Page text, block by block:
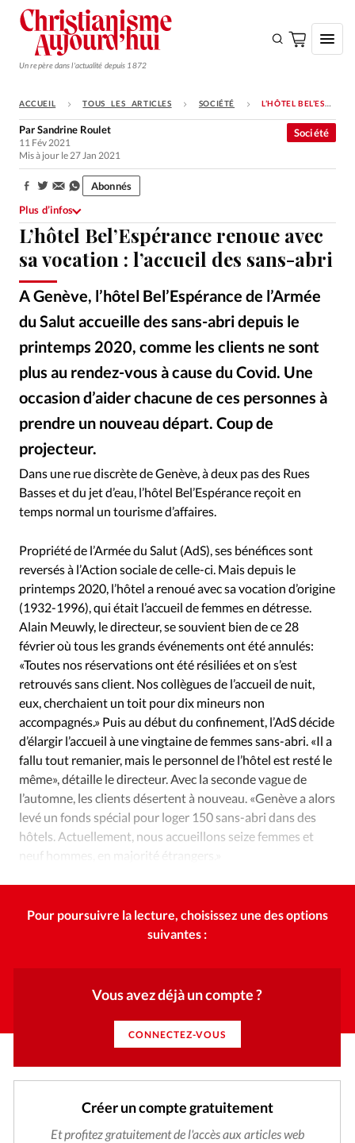
Un repère dans l'actualité depuis 1872
S'ABONNER
Monde
Opinions
Tous les articles
Faire un don
Emploi
Se connecter
Édition: Internationale
RUBRIQUES
Tous les articles
Actualité chrétienne
Actualité internationale
Dossier
Eglises Foi Génération réveil
Monde
Publireportage
Relations Aujourd'hui
Vécu
Vie Intérieure
ACCUEIL TOUS LES ARTICLES SOCIÉTÉ L’HÔTEL BEL’ESPÉRANCE RENOUE AVEC SA VOCATION : L’ACCUEIL DES SANS-ABRI
L’hôtel Bel’Espérance renoue avec
sa vocation : l’accueil des sans-abri
A Genève, l’hôtel Bel’Espérance de l’Armée
du Salut accueille des sans-abri depuis le
printemps 2020, comme les clients ne sont
plus au rendez-vous à cause du Covid. Une
occasion d’aider chacune de ces personnes à
prendre un nouveau départ. Coup de
projecteur.
Société
ParSandrine Roulet
11 Fév 2021
Mis à jour le 27 Jan 2021
Partager:
Abonnés
Plus d’infos
Dans une rue discrète de Genève, à deux pas des Rues
Basses et du jet d’eau, l’hôtel Bel’Espérance reçoit en
temps normal un tourisme d’affaires.
Propriété de l’Armée du Salut (AdS), ses bénéfices sont
reversés à l’Action sociale de celle-ci. Mais depuis le
printemps 2020, l’hôtel a renoué avec sa vocation d’origine
(1932-1996), qui était l’accueil de femmes en détresse.
Alain Meuwly, le directeur, se souvient bien de ce 28
février où tous les grands événements ont été annulés:
«Toutes nos réservations ont été résiliées et on s’est
retrouvés sans client. Nos collègues de l’accueil de nuit,
eux, cherchaient un toit pour dix mineurs non
accompagnés.» Puis au début du confinement, l’AdS décide
d’élargir l’accueil à une vingtaine de femmes sans-abri. «Il a
fallu tout remanier, mais le personnel de l’hôtel est resté le
même», détaille le directeur. Avec la seconde vague de
l’automne, les clients désertent à nouveau. «Genève a alors
levé un fonds spécial pour loger 150 sans-abri dans des
hôtels. Actuellement, nous accueillons seize femmes et
neuf hommes, en majorité étrangers.»
Pour poursuivre la lecture, choisissez une des options
suivantes :
Vous avez déjà un compte ?
CONNECTEZ-VOUS
Créer un compte gratuitement
Et profitez gratuitement de l'accès aux articles web